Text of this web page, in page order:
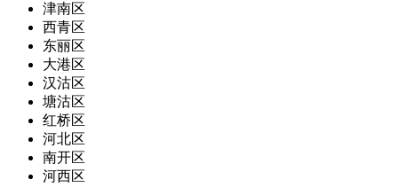
津南区
西青区
东丽区
大港区
汉沽区
塘沽区
红桥区
河北区
南开区
河西区